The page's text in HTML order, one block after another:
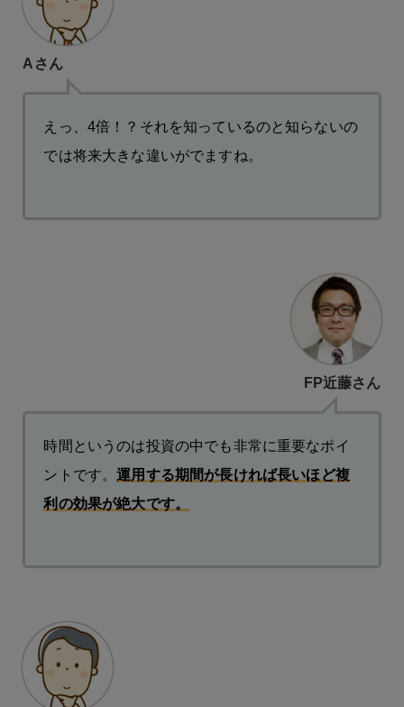
Aさん
えっ、4倍！？それを知っているのと知らないの
では将来大きな違いがでますね。
FP近藤さん
時間というのは投資の中でも非常に重要なポイ
ントです。運用する期間が長ければ長いほど複
利の効果が絶大です。